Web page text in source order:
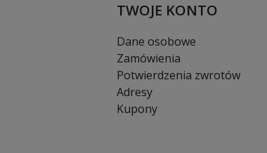
TWOJE KONTO
Dane osobowe
Zamówienia
Potwierdzenia zwrotów
Adresy
Kupony